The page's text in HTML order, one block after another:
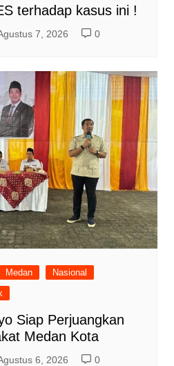
terhadap kasus ini !
7, 2026 0
Medan
Nasional
Siap Perjuangkan
Medan Kota
6, 2026 0